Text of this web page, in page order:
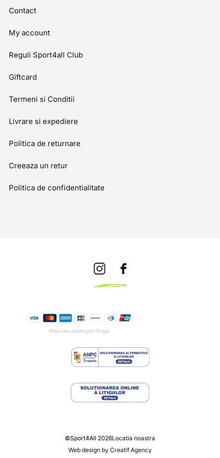
Contact
My account
Reguli Sport4all Club
Giftcard
Termeni si Conditii
Livrare si expediere
Politica de returnare
Creeaza un retur
Politica de confidentialitate
©Sport4All 2026Locatia noastra
Web design by Creatif Agency